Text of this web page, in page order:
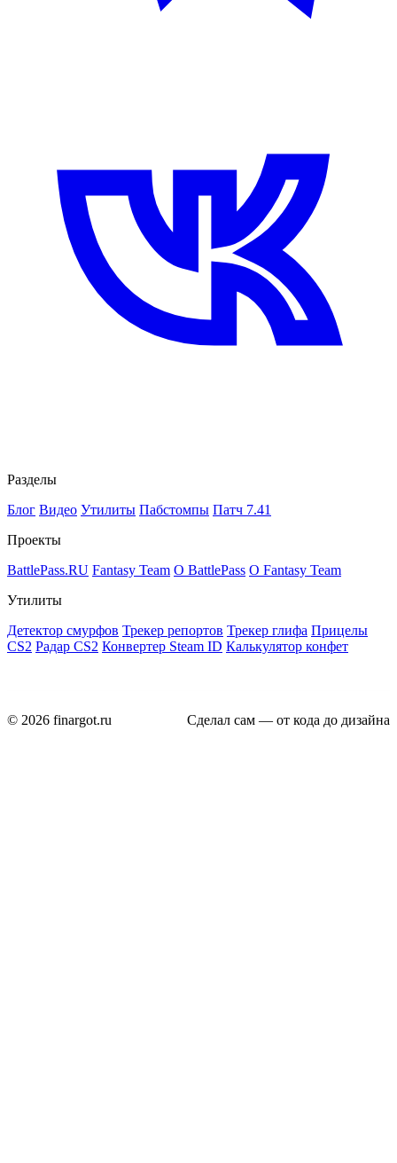
Разделы
Блог Видео Утилиты Пабстомпы Патч 7.41
Проекты
BattlePass.RU Fantasy Team О BattlePass О Fantasy Team
Утилиты
Детектор смурфов Трекер репортов Трекер глифа Прицелы
CS2 Радар CS2 Конвертер Steam ID Калькулятор конфет
© 2026 finargot.ru Сделал сам — от кода до дизайна